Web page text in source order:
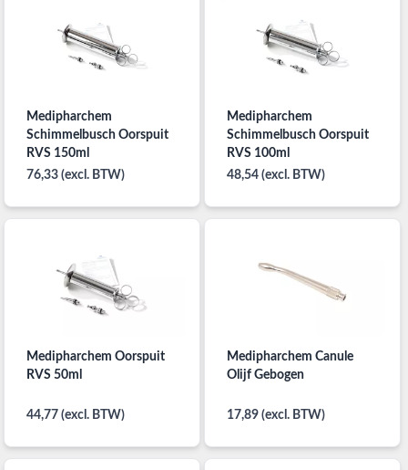
Medipharchem
Schimmelbusch Oorspuit
RVS 150ml
76,33 (excl. BTW)
Medipharchem
Schimmelbusch Oorspuit
RVS 100ml
48,54 (excl. BTW)
Medipharchem Oorspuit
RVS 50ml
44,77 (excl. BTW)
Medipharchem Canule
Olijf Gebogen
17,89 (excl. BTW)